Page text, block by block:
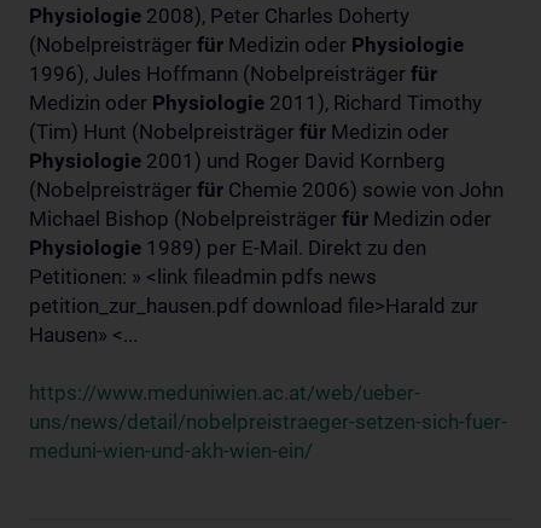
Physiologie 2008), Peter Charles Doherty
(Nobelpreisträger für Medizin oder Physiologie
1996), Jules Hoffmann (Nobelpreisträger für
Medizin oder Physiologie 2011), Richard Timothy
(Tim) Hunt (Nobelpreisträger für Medizin oder
Physiologie 2001) und Roger David Kornberg
(Nobelpreisträger für Chemie 2006) sowie von John
Michael Bishop (Nobelpreisträger für Medizin oder
Physiologie 1989) per E-Mail. Direkt zu den
Petitionen: » <link fileadmin pdfs news
petition_zur_hausen.pdf download file>Harald zur
Hausen» <...
https://www.meduniwien.ac.at/web/ueber-
uns/news/detail/nobelpreistraeger-setzen-sich-fuer-
meduni-wien-und-akh-wien-ein/